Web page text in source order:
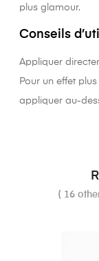
plus glamour.
Conseils
Appliquer
Pour un effet
appliquer au-
( 16